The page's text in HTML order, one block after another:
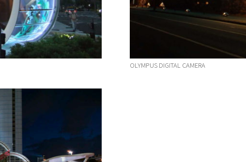
OLYMPUS DIGITAL CAMERA